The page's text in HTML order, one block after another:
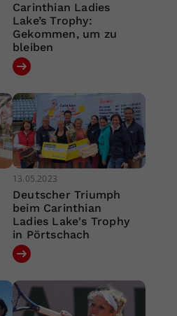
Carinthian Ladies
Lake’s Trophy:
Gekommen, um zu
bleiben
13.05.2023
Deutscher Triumph
beim Carinthian
Ladies Lake's Trophy
in Pörtschach